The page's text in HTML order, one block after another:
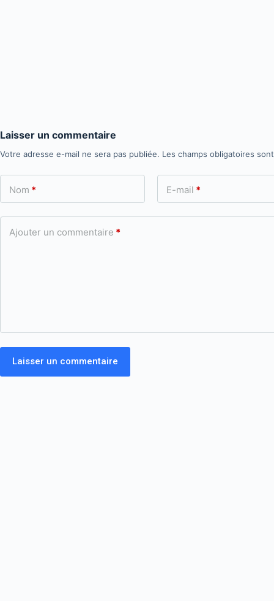
Laisser un commentaire
Votre adresse e-mail ne sera pas publiée. Les champs obligatoires
Nom * E-mail *
Ajouter un commentaire *
Laisser un commentaire